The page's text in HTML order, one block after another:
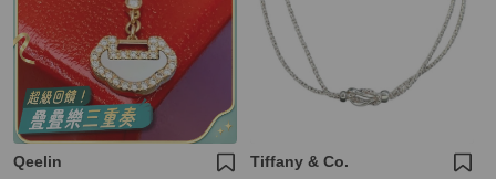
Qeelin Tiffany & Co.